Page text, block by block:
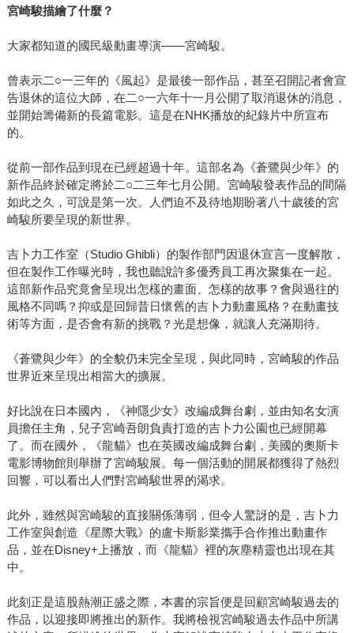
宮崎駿描繪了什麼？
大家都知道的國民級動畫導演——宮崎駿。
曾表示二○一三年的《風起》是最後一部作品，甚至召開記者會宣
告退休的這位大師，在二○一六年十一月公開了取消退休的消息，
並開始籌備新的長篇電影。這是在NHK播放的紀錄片中所宣布
的。
從前一部作品到現在已經超過十年。這部名為《蒼鷺與少年》的
新作品終於確定將於二○二三年七月公開。宮崎駿發表作品的間隔
如此之久，可說是第一次。人們迫不及待地期盼著八十歲後的宮
崎駿所要呈現的新世界。
吉卜力工作室（Studio Ghibli）的製作部門因退休宣言一度解散，
但在製作工作曝光時，我也聽說許多優秀員工再次聚集在一起。
這部新作品究竟會呈現出怎樣的畫面、怎樣的故事？會與過往的
風格不同嗎？抑或是回歸昔日懷舊的吉卜力動畫風格？在動畫技
術等方面，是否會有新的挑戰？光是想像，就讓人充滿期待。
《蒼鷺與少年》的全貌仍未完全呈現，與此同時，宮崎駿的作品
世界近來呈現出相當大的擴展。
好比說在日本國內，《神隱少女》改編成舞台劇，並由知名女演
員擔任主角，兒子宮崎吾朗負責打造的吉卜力公園也已經開幕
了。而在國外，《龍貓》也在英國改編成舞台劇，美國的奧斯卡
電影博物館則舉辦了宮崎駿展。每一個活動的開展都獲得了熱烈
回響，可以看出人們對宮崎駿世界的渴求。
此外，雖然與宮崎駿的直接關係薄弱，但令人驚訝的是，吉卜力
工作室與創造《星際大戰》的盧卡斯影業攜手合作推出動畫作
品，並在Disney+上播放，而《龍貓》裡的灰塵精靈也出現在其
中。
此刻正是這股熱潮正盛之際，本書的宗旨便是回顧宮崎駿過去的
作品，以迎接即將推出的新作。我將檢視宮崎駿過去作品中所講